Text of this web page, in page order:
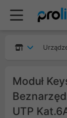
Moduł
UTP